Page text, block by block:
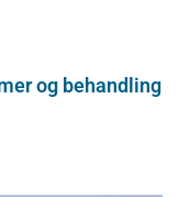
og behandling